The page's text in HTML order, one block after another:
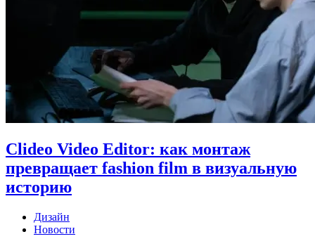
Clideo Video Editor: как монтаж
превращает fashion film в визуальную
историю
Дизайн
Новости